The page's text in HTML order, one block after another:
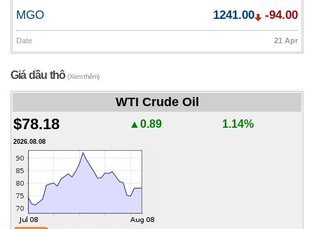
MGO
1241.00 -94.00
Date 21 Apr
Giá dầu thô(Xem thêm)
WTI Crude Oil
$78.18 ▲0.89 1.14%
2026.08.08